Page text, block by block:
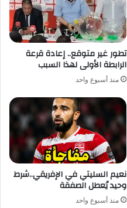
تطور غير متوقع.. إعادة قرعة
الرابطة الأولى لهذا السبب
منذ أسبوع واحد
نعيم السليتي في الإفريقي..شرط
وحيد يُعطل الصفقة
منذ أسبوع واحد